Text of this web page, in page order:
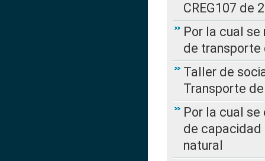
CREG107 de
Por la cual
de transporte
Taller de
Transporte
Por la cual
de capacidad
natural